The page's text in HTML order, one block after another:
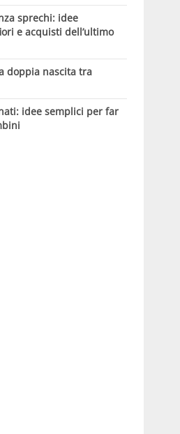
sprechi: idee
e acquisti dell’ultimo
doppia nascita tra
idee semplici per far